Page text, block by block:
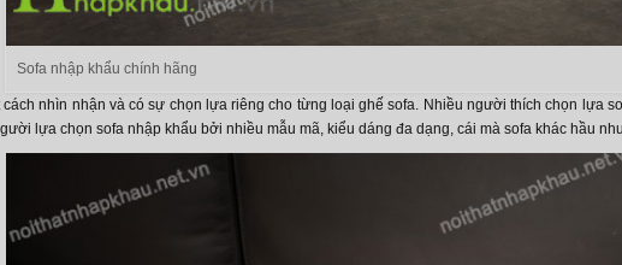
Sofa nhập khẩu chính hãng
nhìn nhận và có sự chọn lựa riêng cho từng loại ghế sofa. Nhiều người thích chọn lựa
lựa chọn sofa nhập khẩu bởi nhiều mẫu mã, kiểu dáng đa dạng, cái mà sofa khác hầu